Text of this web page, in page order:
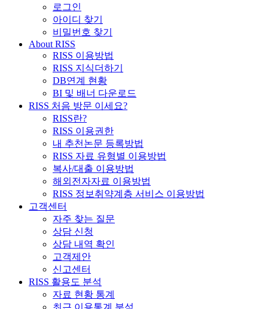
로그인
아이디 찾기
비밀번호 찾기
About RISS
RISS 이용방법
RISS 지식더하기
DB연계 현황
BI 및 배너 다운로드
RISS 처음 방문 이세요?
RISS란?
RISS 이용권한
내 추천논문 등록방법
RISS 자료 유형별 이용방법
복사/대출 이용방법
해외전자자료 이용방법
RISS 정보취약계층 서비스 이용방법
고객센터
자주 찾는 질문
상담 신청
상담 내역 확인
고객제안
신고센터
RISS 활용도 분석
자료 현황 통계
최근 이용통계 분석